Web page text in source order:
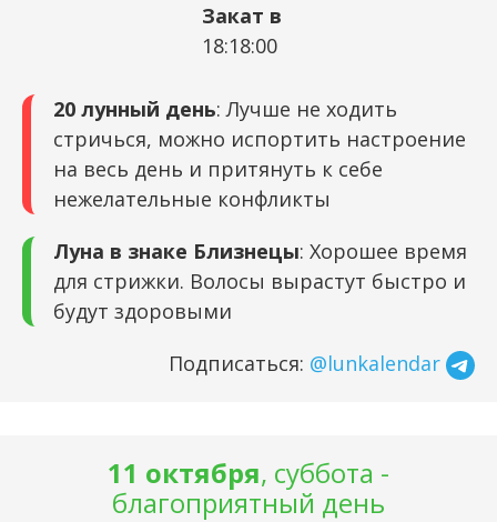
Закат в
18:18:00
20 лунный день: Лучше не ходить
стричься, можно испортить настроение
на весь день и притянуть к себе
нежелательные конфликты
Луна в знаке Близнецы: Хорошее время
для стрижки. Волосы вырастут быстро и
будут здоровыми
Подписаться: @lunkalendar
11 октября, суббота -
благоприятный день